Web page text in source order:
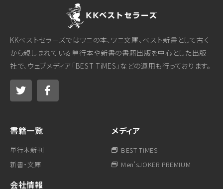
KKベストセラーズではワニの本、ワニ文庫、ベスト新書として古く
から親しまれている単行本や新書の書籍出版を中心とした出版
社で、ウェブメディア「BEST TiMES」などの運用も行っております。
書籍一覧
単行本新刊
新書・文庫
メディア
BEST TiMES
Men'sJOKER PREMIUM
会社情報